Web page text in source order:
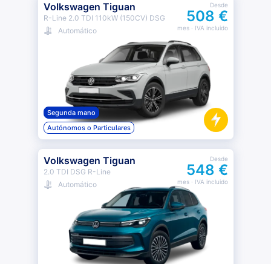
Volkswagen Tiguan
R-Line 2.0 TDI 110kW (150CV) DSG
Automático
Desde
508 €
mes· IVA incluido
Segunda mano
Autónomos o Particulares
Volkswagen Tiguan
2.0 TDI DSG R-Line
Automático
Desde
548 €
mes· IVA incluido